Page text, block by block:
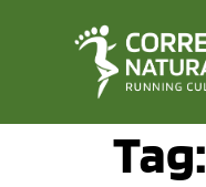
Tag: